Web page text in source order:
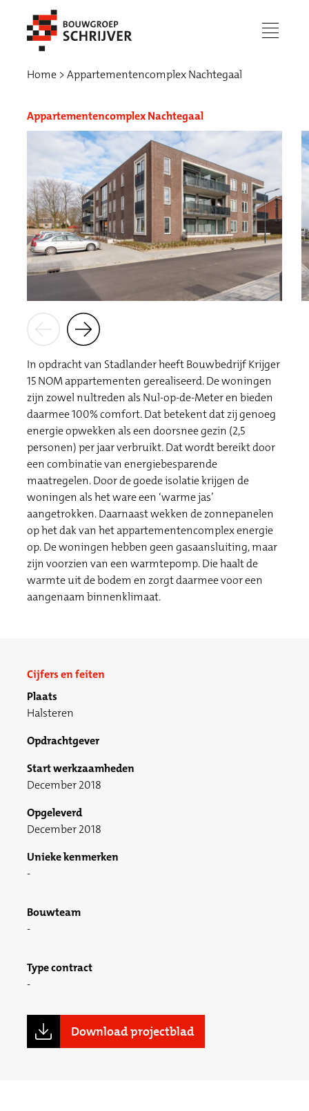
menu
Werken bij
Home Appartementencomplex Nachtegaal
Appartementencomplex Nachtegaal
In opdracht van Stadlander heeft Bouwbedrijf Krijger
15 NOM appartementen gerealiseerd. De woningen
zijn zowel nultreden als Nul-op-de-Meter en bieden
daarmee 100% comfort. Dat betekent dat zij genoeg
energie opwekken als een doorsnee gezin (2,5
personen) per jaar verbruikt. Dat wordt bereikt door
een combinatie van energiebesparende
maatregelen. Door de goede isolatie krijgen de
woningen als het ware een ‘warme jas’
aangetrokken. Daarnaast wekken de zonnepanelen
op het dak van het appartementencomplex energie
op. De woningen hebben geen gasaansluiting, maar
zijn voorzien van een warmtepomp. Die haalt de
warmte uit de bodem en zorgt daarmee voor een
aangenaam binnenklimaat.
Cijfers en feiten
Plaats
Halsteren
Opdrachtgever
Start werkzaamheden
December 2018
Opgeleverd
December 2018
Unieke kenmerken
Bouwteam
Type contract
Download projectblad